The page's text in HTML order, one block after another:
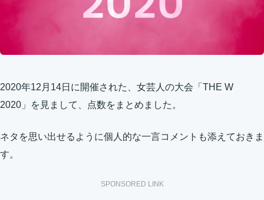
2020年12月14日に開催された、女芸人の大会「THE W
2020」を見まして、点数をまとめました。
ネタを思い出せるように個人的な一言コメントも添えておきま
す。
SPONSORED LINK